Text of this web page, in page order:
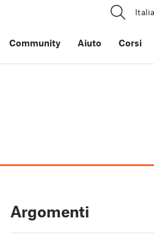
Community Aiuto Corsi
Argomenti